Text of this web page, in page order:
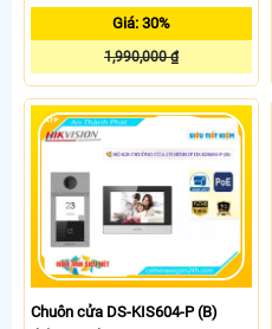
Giá: 30%
1,990,000 ₫
Chuôn cửa DS-KIS604-P (B)